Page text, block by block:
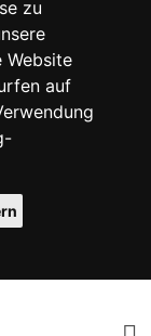
zu
Website
auf